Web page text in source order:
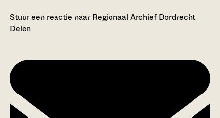
Stuur een reactie naar Regionaal Archief Dordrecht
Delen